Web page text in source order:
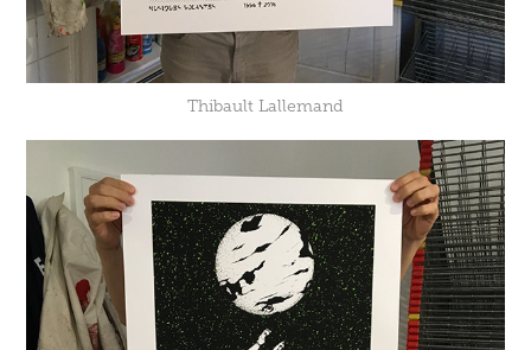
Thibault Lallemand